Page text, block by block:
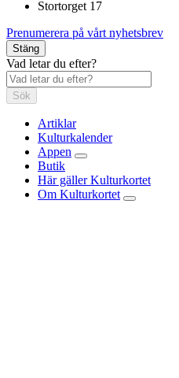
Stortorget 17
Prenumerera på vårt nyhetsbrev
Stäng
Vad letar du efter?
Sök
Artiklar
Kulturkalender
Appen
Butik
Här gäller Kulturkortet
Om Kulturkortet